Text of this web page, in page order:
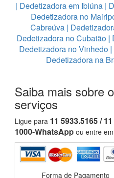
| Dedetizadora em Ibiúna|
Dedetizadora no
Cabreúva |
Dedetizadora no Cubatão|
Dedetizadora no Vinhedo|
Dedetizadora na
Saiba mais sobre
serviços
Ligue para 11 5933.5165 /
1000-WhatsApp ou entre em
Forma de Pagamento